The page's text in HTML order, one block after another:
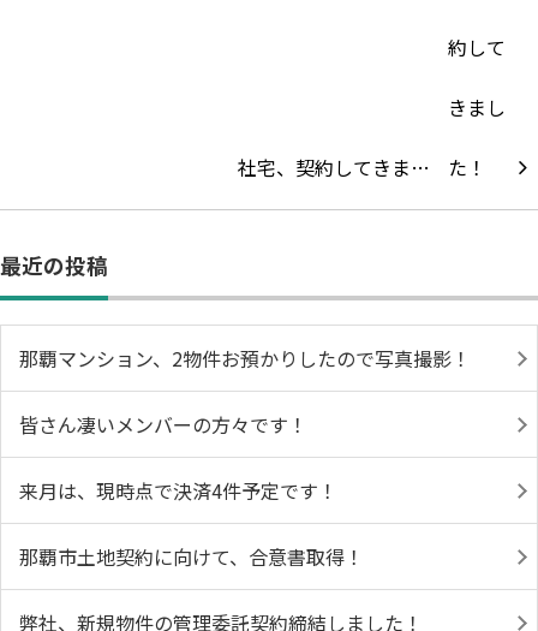
社宅、契約してきま…
最近の投稿
那覇マンション、2物件お預かりしたので写真撮影！
皆さん凄いメンバーの方々です！
来月は、現時点で決済4件予定です！
那覇市土地契約に向けて、合意書取得！
弊社、新規物件の管理委託契約締結しました！